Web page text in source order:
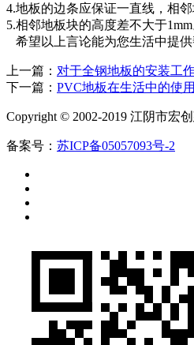
4.地板的边条应保证一直线，相邻
5.相邻地板块的高度差不大于1mm
希望以上言论能为您生活中提供
上一篇： 对于全钢地板的安装工
下一篇： PVC地板在生活中的使
Copyright © 2002-2019 江阴市宏
备案号： 苏ICP备05057093号-2